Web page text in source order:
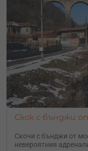
Скок с бънджи
Скочи с бънджи от
невероятния